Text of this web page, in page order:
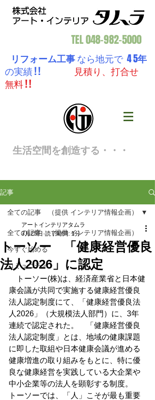
TEL048-982-5000
リフォーム工事なら地元で 4 5年
の実績 ! !
見積り、打合せ
無料 ! !
生活空間を創造する・・・
記事
全ての記事 （提供 インテリア情報企画）
今すぐ始める
コミュニティ
全ての記事 （提供 インテリア情報企画）
トーソー 「健康経営優良
法人2026」に認定
アートインテリアタムラ
3月25日 読了時間: 1分
トーソー(株)は、経済産業省と日本健
康会議が共同で実施する健康経営優良
法人認定制度にて、「健康経営優良法
人2026」（大規模法人部門）に、3年
連続で認定された。　「健康経営優良
法人認定制度」とは、地域の健康課題
に即した取組や日本健康会議が進める
健康増進の取り組みをもとに、特に優
良な健康経営を実践している大企業や
中小企業等の法人を顕彰する制度。
トーソーでは、「人」こそが最も重要